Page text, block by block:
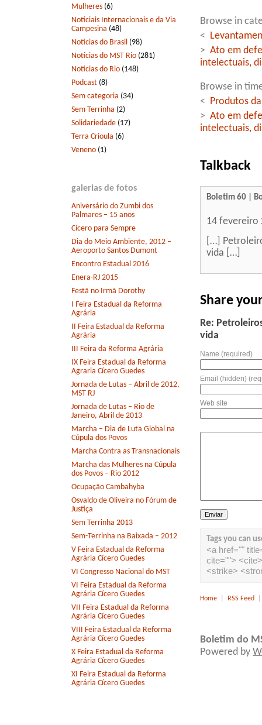
Mulheres (6)
Notíciais Internacionais e da Via
Campesina (48)
Notícias do Brasil (98)
Notícias do MST Rio (281)
Notícias do Rio (148)
Podcast (8)
Sem categoria (34)
Sem Terrinha (2)
Solidariedade (17)
Terra Crioula (6)
Veneno (1)
galerias de fotos
Aniversário do Zumbi dos
Palmares – 15 anos
Cícero para Sempre
Dia do Meio Ambiente, 2012 –
Aeroporto Santos Dumont
Encontro Estadual 2016
Enera-RJ 2015
Festã no Irmã Dorothy
I Feira Estadual da Reforma
Agrária
II Feira Estadual da Reforma
Agrária
III Feira da Reforma Agrária
IX Feira Estadual da Reforma
Agraria Cícero Guedes
Jornada de Lutas – Abril de 2012,
MST RJ
Jornada de Lutas – Rio de
Janeiro, Abril de 2013
Marcha – Dia de Luta Global na
Cúpula dos Povos
Marcha Contra as Transnacionais
Marcha das Mulheres na Cúpula
dos Povos – Rio 2012
Ocupação Cambahyba
Osvaldo de Oliveira no Fórum de
Justiça
Sem Terrinha 2013
Sem-Terrinha na Baixada – 2012
V Feira Estadual da Reforma
Agrária Cícero Guedes
VI Congresso Nacional do MST
VI Feira Estadual da Reforma
Agrária Cícero Guedes
VII Feira Estadual da Reforma
Agrária Cícero Guedes
VIII Feira Estadual da Reforma
Agrária Cícero Guedes
X Feira Estadual da Reforma
Agrária Cícero Guedes
XI Feira Estadual da Reforma
Agrária Cícero Guedes
Browse in
<
> Ato em
intelectuais,
Browse in
<
Produtos
> Ato em
intelectuais,
Talkback
Boletim 60 |
14 fevereiro
[…]
vida […]
Share
Re:
vida
Name (required)
Email (hidden)
Web site
Tags you can
<a href=""
cite="">
<strike>
Home RSS Feed
Boletim do
Powered by